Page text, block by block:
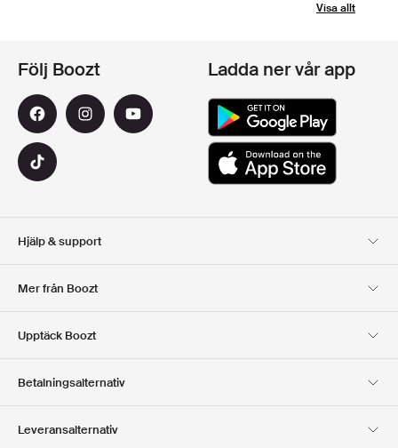
Visa allt
Hjälp & support
Mer från Boozt
Club Boozt
Upptäck Boozt
Press & utmärkelser
Följ Boozt Ladda ner vår app
Betalningsalternativ
Leveransalternativ